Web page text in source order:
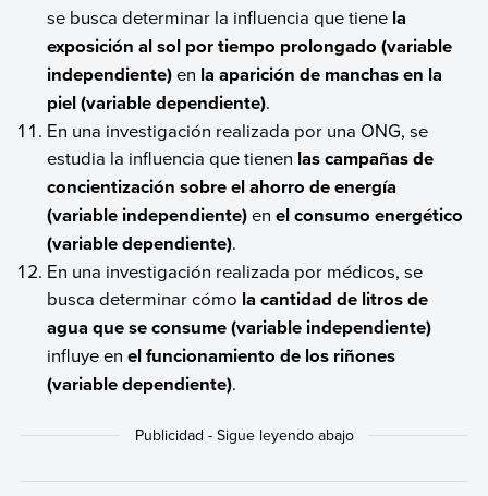
se busca determinar la influencia que tiene la
exposición al sol por tiempo prolongado (variable
independiente)en la aparición de manchas en la
piel (variable dependiente).
En una investigación realizada por una ONG, se
estudia la influencia que tienen las campañas de
concientización sobre el ahorro de energía
(variable independiente)enel consumo energético
(variable dependiente).
En una investigación realizada por médicos, se
busca determinar cómo la cantidad de litros de
agua que se consume (variable independiente)
influye enel funcionamiento de los riñones
(variable dependiente).